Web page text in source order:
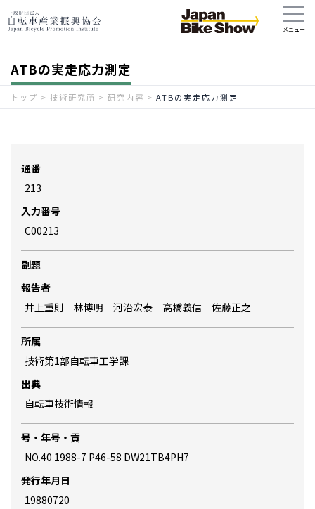
ATBの実走応力測定
トップ > 技術研究所 > 研究内容 > ATBの実走応力測定
通番
213
入力番号
C00213
副題
報告者
井上重則 林博明 河治宏泰 高橋義信 佐藤正之
所属
技術第1部自転車工学課
出典
自転車技術情報
号・年号・貢
NO.40 1988-7 P46-58 DW21TB4PH7
発行年月日
19880720